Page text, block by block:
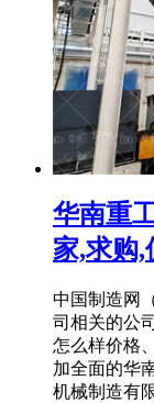
华南重
家,求购,
中国制造网
司相关的公
怎么样价格
加全面的华
机械制造有